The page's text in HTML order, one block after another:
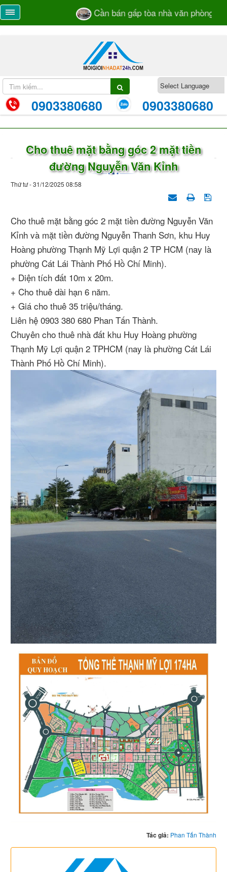
Cần bán gấp tòa nhà văn phòng số
0903380680 0903380680
Cho thuê mặt bằng góc 2 mặt tiền
đường Nguyễn Văn Kỉnh
Thứ tư - 31/12/2025 08:58
Cho thuê mặt bằng góc 2 mặt tiền đường Nguyễn Văn
Kỉnh và mặt tiền đường Nguyễn Thanh Sơn, khu Huy
Hoàng phường Thạnh Mỹ Lợi quận 2 TP HCM (nay là
phường Cát Lái Thành Phố Hồ Chí Minh).
+ Diện tích đất 10m x 20m.
+ Cho thuê dài hạn 6 năm.
+ Giá cho thuê 35 triệu/tháng.
Liên hệ 0903 380 680 Phan Tấn Thành.
Chuyên cho thuê nhà đất khu Huy Hoàng phường
Thạnh Mỹ Lợi quận 2 TPHCM (nay là phường Cát Lái
Thành Phố Hồ Chí Minh).
Tác giả: Phan Tấn Thành